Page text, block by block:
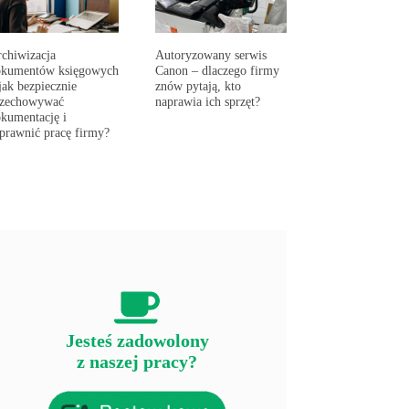
księgowych
bezpiecznie
i
pracę firmy?
Autoryzowany serwis
Canon – dlaczego firmy
znów pytają, kto
naprawia ich sprzęt?
Jesteś zadowolony
z naszej pracy?